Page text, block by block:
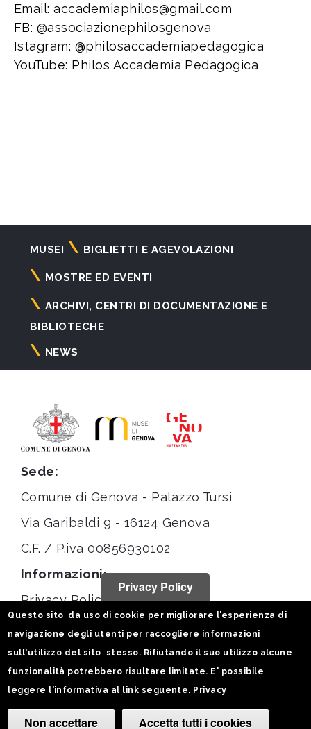
Email: accademiaphilos@gmail.com
FB: @associazionephilosgenova
Istagram: @philosaccademiapedagogica
YouTube: Philos Accademia Pedagogica
Navigazione
principale
MUSEI BIGLIETTI E AGEVOLAZIONI
MOSTRE ED EVENTI
ARCHIVI, CENTRI DI DOCUMENTAZIONE E
BIBLIOTECHE
NEWS
Sede:
Comune di Genova - Palazzo Tursi
Via Garibaldi 9 - 16124 Genova
C.F. / P.iva 00856930102
Informazioni:
Privacy Policy
Statistiche
Seguici su:
Privacy Policy
Questo sito da uso di cookie per migliorare l'esperienza di
navigazione degli utenti per raccogliere informazioni
sull'utilizzo del sito stesso. Rifiutando il suo utilizzo alcune
funzionalità potrebbero risultare limitate. E' possibile
leggere l'informativa al link seguente. Privacy
Non accettare Accetta tutti i cookies